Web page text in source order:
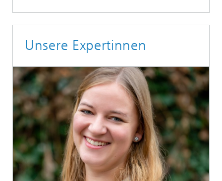
Unsere Expertinnen